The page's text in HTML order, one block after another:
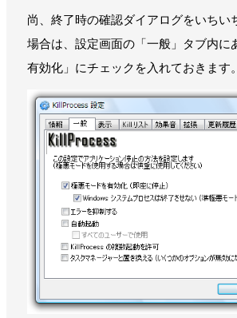
尚、終了時の確認ダイアログをいちい
場合は、設定画面の「一般」タブ内に
有効化」にチェックを入れておきます。